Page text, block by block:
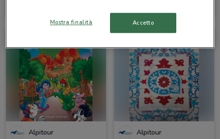
Scade il 31/12
Alpitour Alpitour
Mostra finalità Accetto